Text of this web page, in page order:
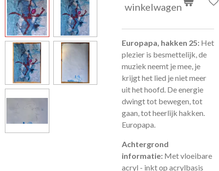
winkelwagen
Europapa, hakken 25: Het
plezier is besmettelijk, de
muziek neemt je mee, je
krijgt het lied je niet meer
uit het hoofd. De energie
dwingt tot bewegen, tot
gaan, tot heerlijk hakken.
Europapa.
Achtergrond
informatie: Met vloeibare
acryl - inkt op acrylbasis